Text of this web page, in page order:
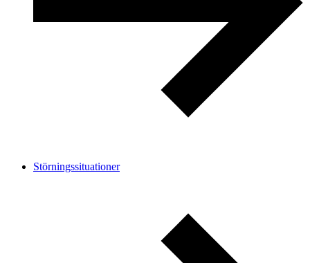
Störningssituationer